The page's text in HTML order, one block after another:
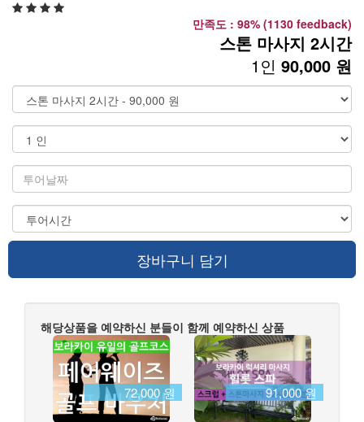
만족도 : 98% (1130 feedback)
스톤 마사지 2시간
1인 90,000 원
장바구니 담기
해당상품을 예약하신 분들이 함께 예약하신 상품
72,000 원 91,000 원